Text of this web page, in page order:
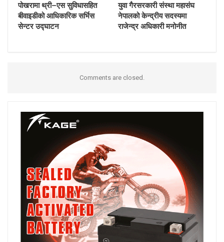
पोखरामा थ्री–एस सुविधासहित
बीवाइडीको आधिकारिक सर्भिस
सेन्टर उद्घाटन
युवा गैरसरकारी संस्था महासंघ
नेपालको केन्द्रीय सदस्यमा
राजेन्द्र अधिकारी मनोनीत
Comments are closed.